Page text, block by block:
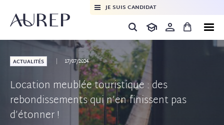
JE SUIS CANDIDAT
ACTUALITÉS 17/07/2024
Location meublée touristique : des
rebondissements qui n’en finissent pas
d’étonner !